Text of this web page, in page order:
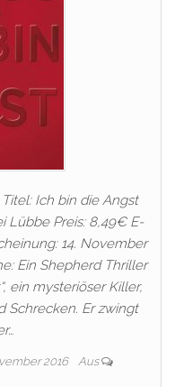
Ich bin die Angst
Lübbe Preis: 8,49€ E-
14. November
Ein Shepherd Thriller
ein mysteriöser Killer,
Schrecken. Er zwingt
2016 Aus